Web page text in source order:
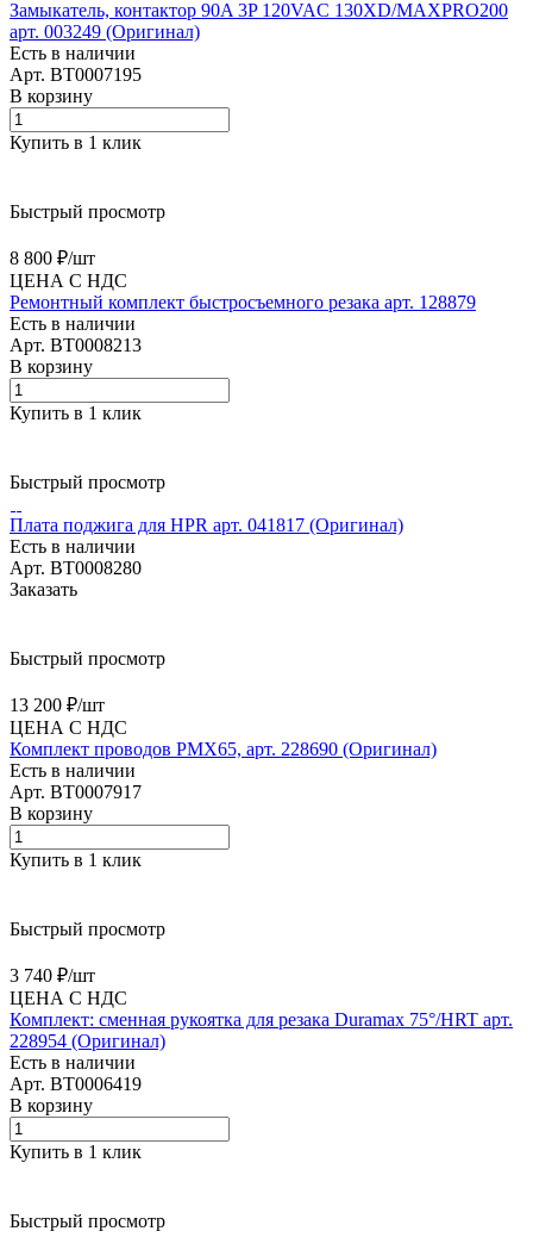
Замыкатель, контактор 90A 3P 120VAC 130XD/MAXPRO200
арт. 003249 (Оригинал)
Есть в наличии
Арт. BT0007195
В корзину
Купить в 1 клик
Быстрый просмотр
8 800 ₽/шт
ЦЕНА С НДС
Ремонтный комплект быстросъемного резака арт. 128879
Есть в наличии
Арт. BT0008213
В корзину
Купить в 1 клик
Быстрый просмотр
Плата поджига для HPR арт. 041817 (Оригинал)
Есть в наличии
Арт. BT0008280
Заказать
Быстрый просмотр
13 200 ₽/шт
ЦЕНА С НДС
Комплект проводов PMX65, арт. 228690 (Оригинал)
Есть в наличии
Арт. BT0007917
В корзину
Купить в 1 клик
Быстрый просмотр
3 740 ₽/шт
ЦЕНА С НДС
Комплект: сменная рукоятка для резака Duramax 75°/HRT арт.
228954 (Оригинал)
Есть в наличии
Арт. BT0006419
В корзину
Купить в 1 клик
Быстрый просмотр